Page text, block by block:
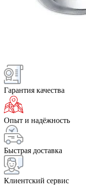
Гарантия качества
Опыт и надёжность
Быстрая доставка
Клиентский сервис